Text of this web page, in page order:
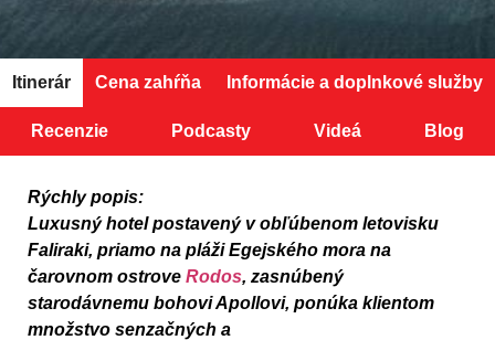
Itinerár Cena zahŕňa Informácie a doplnkové služby
Recenzie Podcasty Videá Blog
Rýchly popis:
Luxusný hotel postavený v obľúbenom letovisku
Faliraki, priamo na pláži Egejského mora na
čarovnom ostrove Rodos, zasnúbený
starodávnemu bohovi Apollovi, ponúka klientom
množstvo senzačných a